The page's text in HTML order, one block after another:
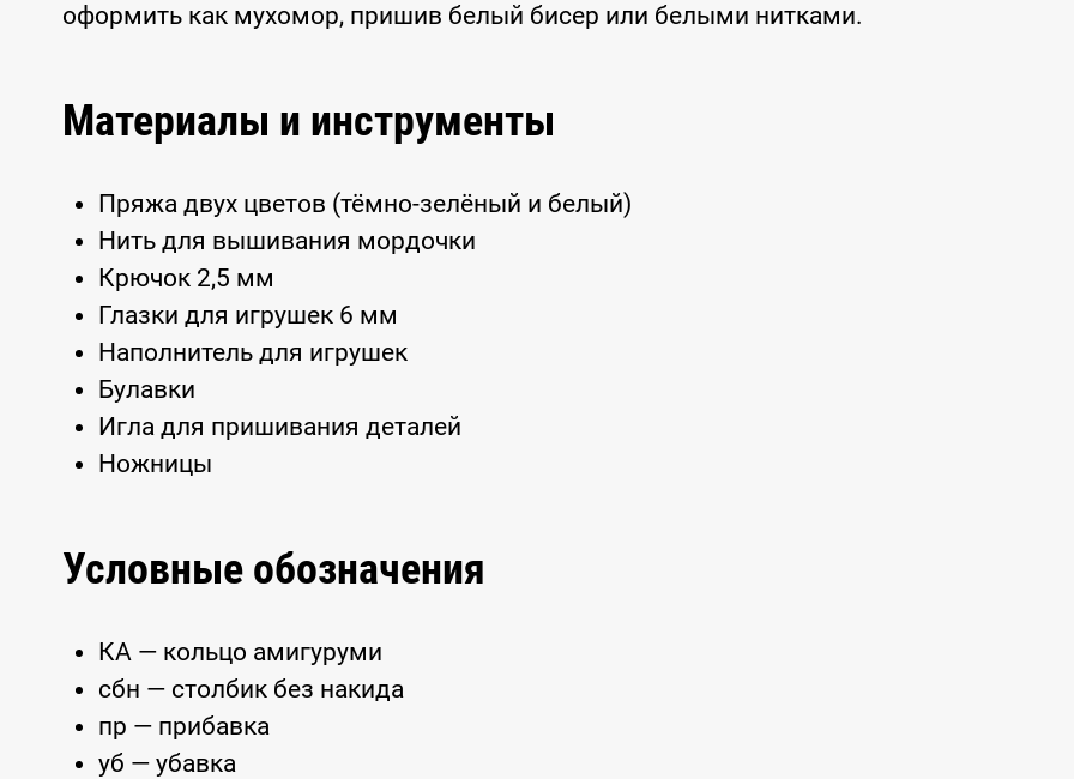
оформить как мухомор, пришив белый бисер или белыми нитками.
Материалы и инструменты
Пряжа двух цветов (тёмно-зелёный и белый)
Нить для вышивания мордочки
Крючок 2,5 мм
Глазки для игрушек 6 мм
Наполнитель для игрушек
Булавки
Игла для пришивания деталей
Ножницы
Условные обозначения
КА — кольцо амигуруми
сбн — столбик без накида
пр — прибавка
уб — убавка